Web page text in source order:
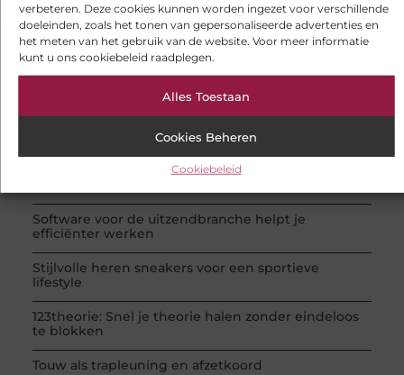
verbeteren. Deze cookies kunnen worden ingezet voor verschillende
doeleinden, zoals het tonen van gepersonaliseerde advertenties en
het meten van het gebruik van de website. Voor meer informatie
kunt u ons cookiebeleid raadplegen.
Alles Toestaan
Cookies Beheren
Cookiebeleid
POPULAIRE ONDERWERPEN
Aanbiedingen
Winkelen
(26 )
Woning en Tuin
(20 )
Gesloten aanhanger huren bij JobCar: veilig
Software voor de uitzendbranche helpt je
efficiënter werken
Stijlvolle heren sneakers voor een sportieve
lifestyle
123theorie: Snel je theorie halen zonder eindeloos
te blokken
Touw als trapleuning en afzetkoord